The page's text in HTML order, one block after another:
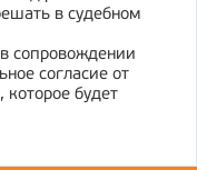
в судебном
сопровождении
согласие от
которое будет